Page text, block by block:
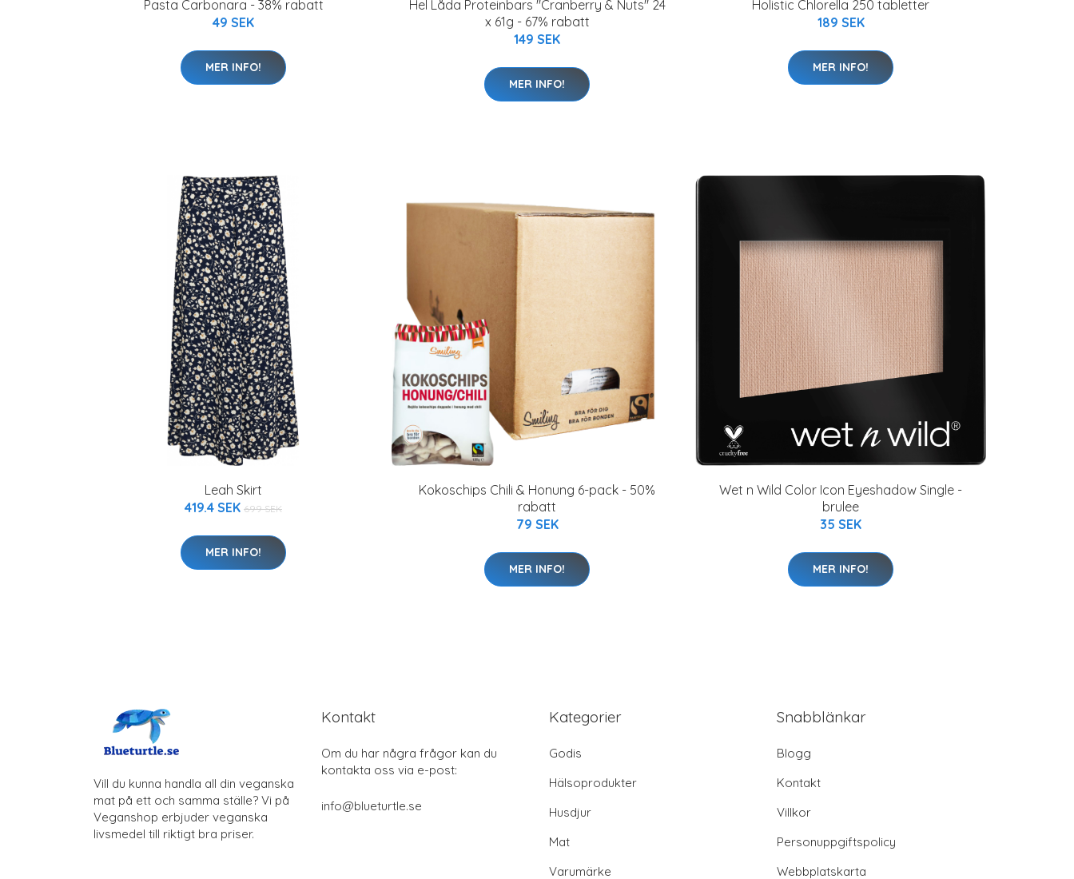
Pasta Carbonara - 38% rabatt
49 SEK
MER INFO!
Hel Låda Proteinbars "Cranberry & Nuts" 24
x 61g - 67% rabatt
149 SEK
MER INFO!
Holistic Chlorella 250 tabletter
189 SEK
MER INFO!
Leah Skirt
419.4 SEK 699 SEK
MER INFO!
Kokoschips Chili & Honung 6-pack - 50%
rabatt
79 SEK
MER INFO!
Wet n Wild Color Icon Eyeshadow Single -
brulee
35 SEK
MER INFO!
Vill du kunna handla all din veganska
mat på ett och samma ställe? Vi på
Veganshop erbjuder veganska
livsmedel till riktigt bra priser.
Kontakt
Om du har några frågor kan du
kontakta oss via e-post:
info@blueturtle.se
Kategorier
Godis
Hälsoprodukter
Husdjur
Mat
Varumärke
Snabblänkar
Blogg
Kontakt
Villkor
Personuppgiftspolicy
Webbplatskarta